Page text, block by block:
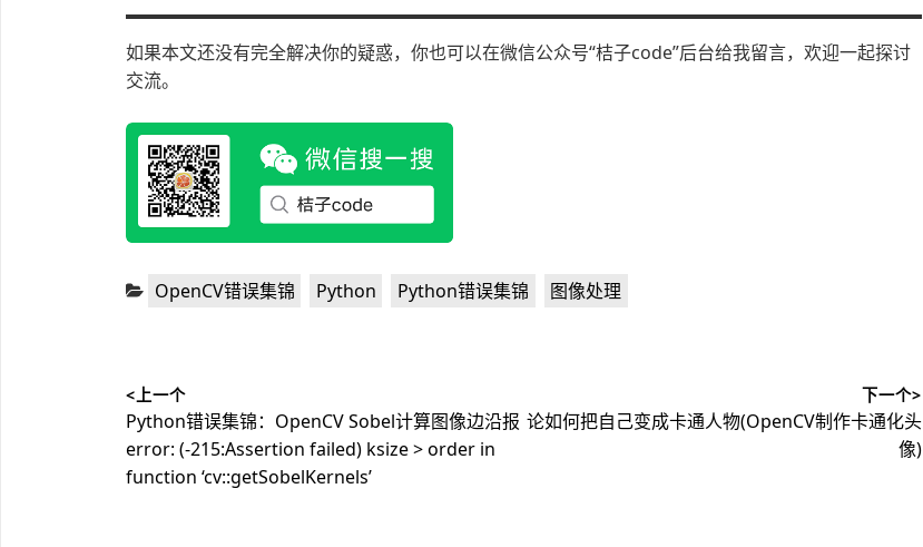
如果本文还没有完全解决你的疑惑，你也可以在微信公众号“桔子code”后台给我留言，欢迎一起探讨
交流。
分
OpenCV错误集锦 Python Python错误集锦 图像处理
章
导
航
<上一个
上
篇
文
Python错误集锦：OpenCV Sobel计算图像边沿报
error: (-215:Assertion failed) ksize > order in
function ‘cv::getSobelKernels’
下一个>
下
论如何把自己变成卡通人物(OpenCV制作卡通化头
像)